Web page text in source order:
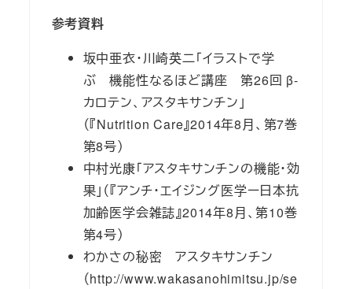
参考資料
坂中亜衣・川崎英二「イラストで学
ぶ 機能性なるほど講座 第26回 β-
カロテン、アスタキサンチン」
（『Nutrition Care』2014年8月、第7巻
第8号）
中村光康「アスタキサンチンの機能・効
果」（『アンチ・エイジング医学ー日本抗
加齢医学会雑誌』2014年8月、第10巻
第4号）
わかさの秘密 アスタキサンチン
（http://www.wakasanohimitsu.jp/se